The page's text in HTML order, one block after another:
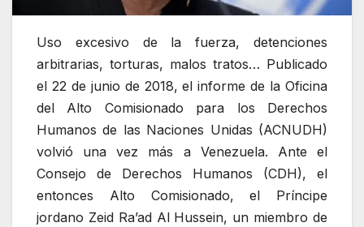
Uso excesivo de la fuerza, detenciones
arbitrarias, torturas, malos tratos… Publicado
el 22 de junio de 2018, el informe de la Oficina
del Alto Comisionado para los Derechos
Humanos de las Naciones Unidas (ACNUDH)
volvió una vez más a Venezuela. Ante el
Consejo de Derechos Humanos (CDH), el
entonces Alto Comisionado, el Príncipe
jordano Zeid Ra’ad Al Hussein, un miembro de